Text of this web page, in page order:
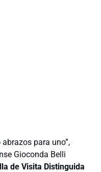
para uno”,
Gioconda Belli
de Visita Distinguida